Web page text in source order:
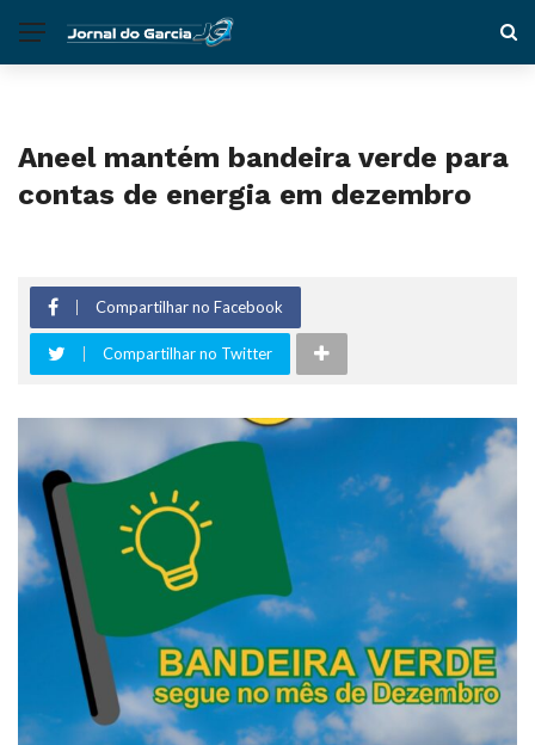
Aneel mantém bandeira verde para
contas de energia em dezembro
Compartilhar no Facebook
Compartilhar no Twitter